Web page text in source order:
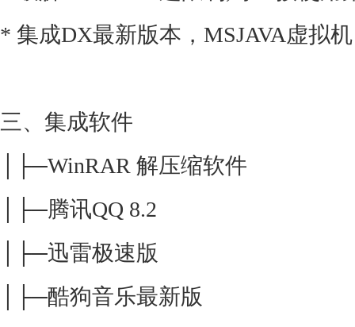
* 集成DX最新版本，MSJAVA虚拟
三、集成软件
│├─WinRAR 解压缩软件
│├─腾讯QQ 8.2
│├─迅雷极速版
│├─酷狗音乐最新版